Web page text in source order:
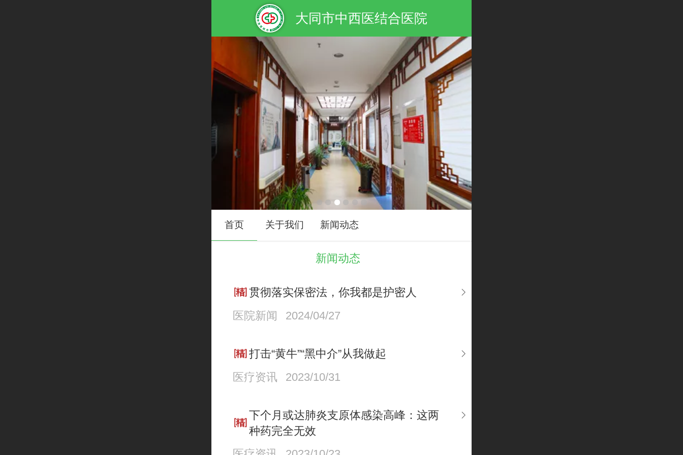
大同市中西医结合医院
首页 关于我们 新闻动态
新闻动态
贯彻落实保密法，你我都是护密人
医院新闻
2024/04/27
打击“黄牛”“黑中介”从我做起
医疗资讯
2023/10/31
下个月或达肺炎支原体感染高峰：这两
种药完全无效